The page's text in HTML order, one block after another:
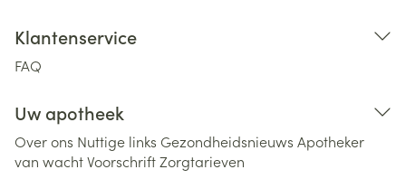
Klantenservice
FAQ
Uw apotheek
Over ons Nuttige links Gezondheidsnieuws Apotheker
van wachtVoorschriftZorgtarieven